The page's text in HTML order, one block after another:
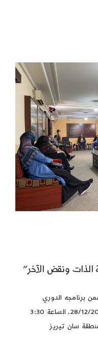
ونقض الآخر”
برنامجه الدوري
"المنتدى الفلسفي" الخميس 28/12/2023، الساعة 3:30
سان تيريز